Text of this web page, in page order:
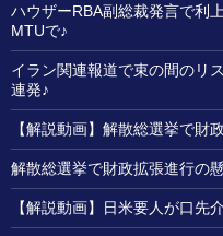
ハウザーRBA副総裁発言で利
MTUで♪
イラン関連報道で束の間のリ
連発♪
【解説動画】解散総選挙で財
解散総選挙で財政拡張進行の
【解説動画】日米要人が口先